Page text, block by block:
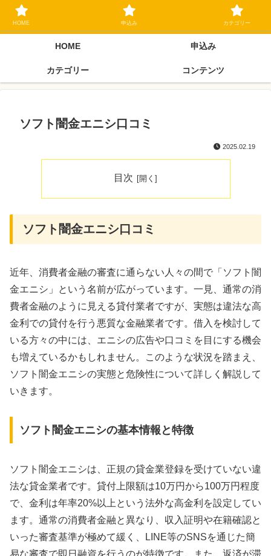
ブラックリスト長期延滞中でもOK 独自審査フリーローン 在籍確認なしの街
金クローネにご相談ください
HOME 申込み
カテゴリー コンテンツ
ソフト闇金エニシ口コミ
2025.02.19
目次
ソフト闇金エニシ口コミ
近年、消費者金融の審査に通らない人々の間で「ソフト闇
金エニシ」という名前が広がっています。一見、通常の消
費者金融のように見える貸付業者ですが、実態は違法な高
金利での貸付を行う悪質な金融業者です。借入を検討して
いる方々の中には、エニシの広告や口コミを目にする機会
も増えているかもしれません。このような状況を踏まえ、
ソフト闇金エニシの実態と危険性について詳しく解説して
いきます。
ソフト闇金エニシの基本情報と特徴
ソフト闇金エニシは、正規の貸金業登録を受けていない違
法な貸金業者です。貸付上限額は10万円から100万円程度
で、金利は年率20%以上という法外な高金利を設定してい
ます。通常の消費者金融と異なり、収入証明や在籍確認と
いった審査基準が極めて緩く、LINE等のSNSを通じた簡
HOME 申込み カテゴリー